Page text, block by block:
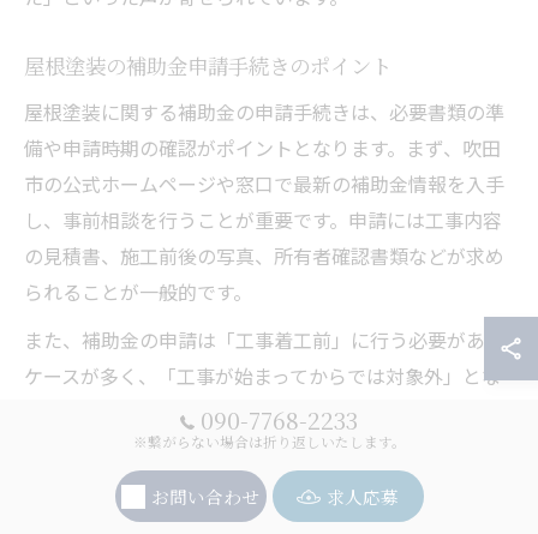
屋根塗装の補助金申請手続きのポイント
屋根塗装に関する補助金の申請手続きは、必要書類の準
備や申請時期の確認がポイントとなります。まず、吹田
市の公式ホームページや窓口で最新の補助金情報を入手
し、事前相談を行うことが重要です。申請には工事内容
の見積書、施工前後の写真、所有者確認書類などが求め
られることが一般的です。
また、補助金の申請は「工事着工前」に行う必要がある
ケースが多く、「工事が始まってからでは対象外」とな
る場合が多いので注意が必要です。申請書の記載ミスや
書類の不備で審査が遅れるケースもあるため、業者と連
携して準備を進めることがスムーズな手続きのコツで
090-7768-2233
※繋がらない場合は折り返しいたします。
お問い合わせ 求人応募